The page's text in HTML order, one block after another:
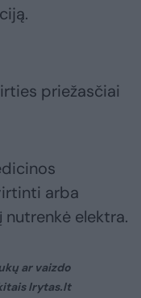
priežasčiai
arba
elektra.
ar vaizdo
lrytas.lt